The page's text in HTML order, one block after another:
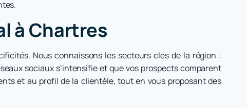
à Chartres
Nous connaissons les secteurs clés de la région :
sociaux s’intensifie et que vos prospects comparent
et au profil de la clientèle, tout en vous proposant des